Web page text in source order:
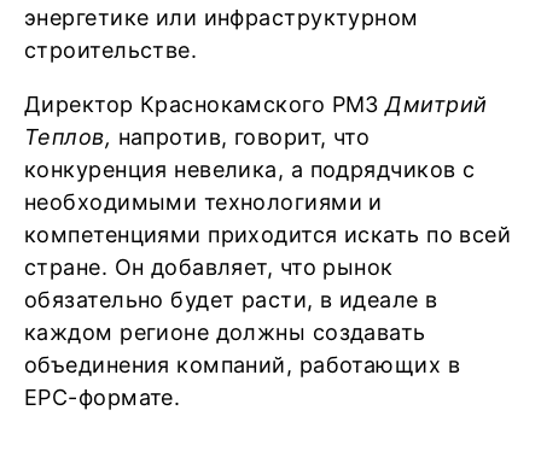
энергетике или инфраструктурном
строительстве.
Директор Краснокамского РМЗДмитрий
Теплов, напротив, говорит, что
конкуренция невелика, а подрядчиков с
необходимыми технологиями и
компетенциями приходится искать по всей
стране. Он добавляет, что рынок
обязательно будет расти, в идеале в
каждом регионе должны создавать
объединения компаний, работающих в
EPC-формате.